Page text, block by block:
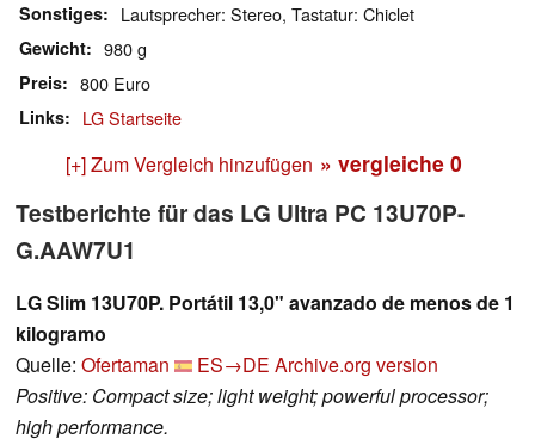
Sonstiges Lautsprecher: Stereo, Tastatur: Chiclet
Gewicht 980 g
Preis 800 Euro
Links LG Startseite
[+] Zum Vergleich hinzufügen » vergleiche 0
Testberichte für das LG Ultra PC 13U70P-
G.AAW7U1
LG Slim 13U70P. Portátil 13,0" avanzado de menos de 1
kilogramo
Quelle: Ofertaman ES→DE Archive.org version
Positive: Compact size; light weight; powerful processor;
high performance.